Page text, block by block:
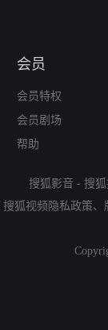
会员
会员特权
会员剧场
帮助
搜狐影音 - 搜
搜狐视频隐私政策、